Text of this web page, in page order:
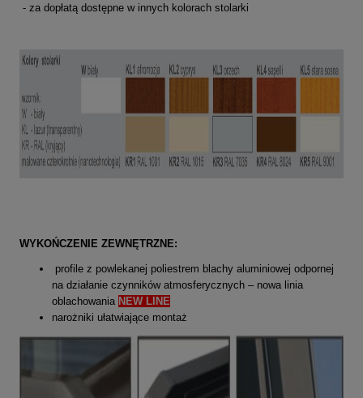
- za dopłatą dostępne w innych kolorach stolarki
WYKOŃCZENIE ZEWNĘTRZNE:
profile z powlekanej poliestrem blachy aluminiowej odpornej
na działanie czynników atmosferycznych – nowa linia
oblachowania NEW LINE
narożniki ułatwiające montaż